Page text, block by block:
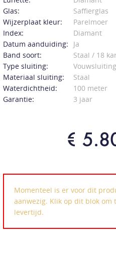
Glas:
Saffierglas
Wijzerplaat kleur:
Parelmoer
Index:
Diamant
Datum aanduiding:
Ja
Band soort:
Staal / 18
Type sluiting:
Vouwsluiting
Materiaal sluiting:
Staal
Waterdichtheid:
100 meter
Garantie:
3 jaar
€
Momenteel is er voor dit
aanwezig. Klik op dit blok
levertijd.